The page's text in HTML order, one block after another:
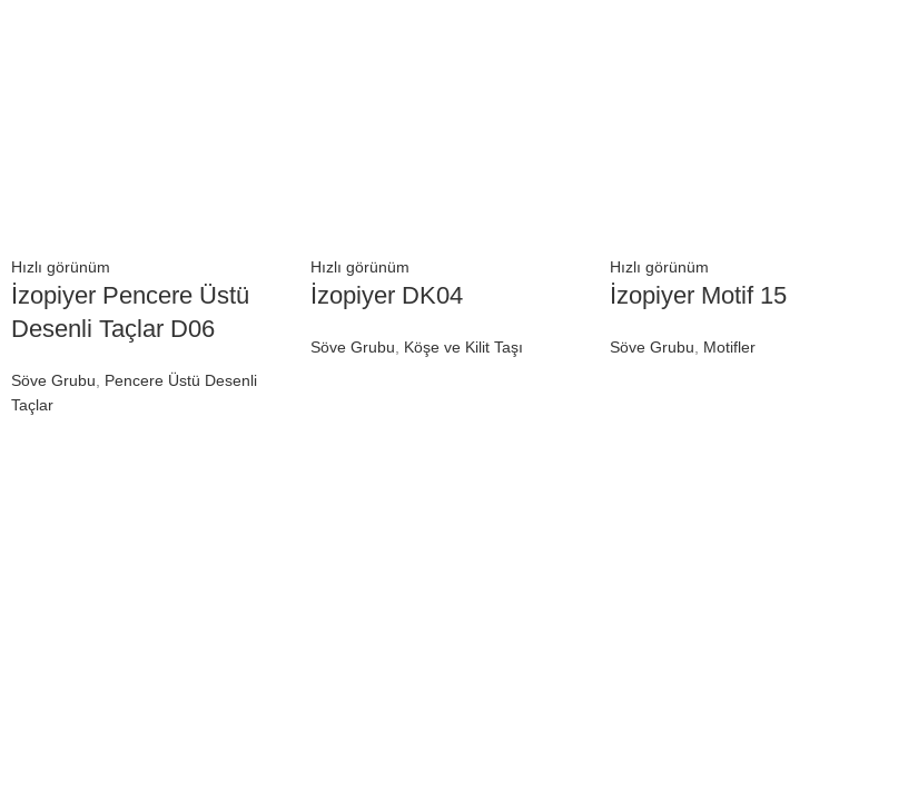
Hızlı görünüm
İzopiyer Pencere Üstü
Desenli Taçlar D06
Söve Grubu
Pencere Üstü Desenli
Taçlar
Hızlı görünüm
İzopiyer DK04
Söve Grubu Köşe ve Kilit Taşı
Hızlı görünüm
İzopiyer Motif 15
Söve Grubu Motifler